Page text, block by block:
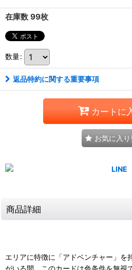
在庫数 99枚
数量:
返品特約に関する重要事項
カートに
お気に入
商品詳細
エリアに特徴に「アドベンチャー」を
がいる間、このカードは色条件を無